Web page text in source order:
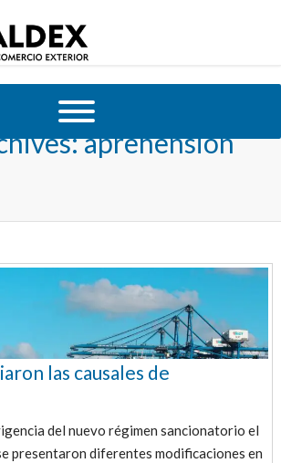
aprehension
las causales de
del nuevo régimen sancionatorio el
presentaron diferentes modificaciones en